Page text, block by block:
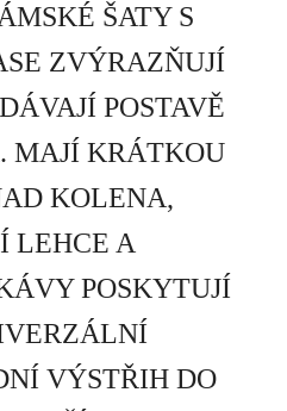
ŠATY S
ZVÝRAZŇUJÍ
POSTAVĚ
MAJÍ KRÁTKOU
KOLENA,
LEHCE A
POSKYTUJÍ
VÝSTŘIH DO